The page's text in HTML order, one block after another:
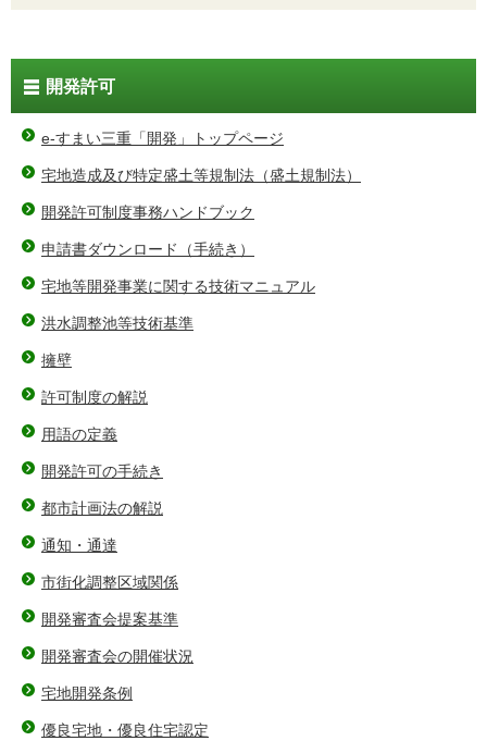
開発許可
e-すまい三重「開発」トップページ
宅地造成及び特定盛土等規制法（盛土規制法）
開発許可制度事務ハンドブック
申請書ダウンロード（手続き）
宅地等開発事業に関する技術マニュアル
洪水調整池等技術基準
擁壁
許可制度の解説
用語の定義
開発許可の手続き
都市計画法の解説
通知・通達
市街化調整区域関係
開発審査会提案基準
開発審査会の開催状況
宅地開発条例
優良宅地・優良住宅認定